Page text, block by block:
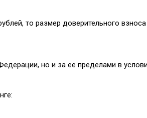
то размер доверительного
но и за ее пределами в